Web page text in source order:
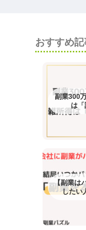
おすすめ記
副業300
は「
【副業は
したい